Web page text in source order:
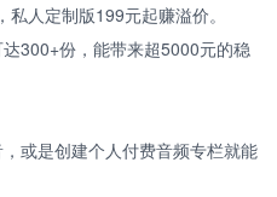
人定制版199元起赚溢价。
300+份，能带来超5000元的稳
或是创建个人付费音频专栏就能